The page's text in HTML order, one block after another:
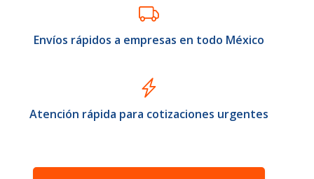
Envíos rápidos a empresas en todo México
Atención rápida para cotizaciones urgentes